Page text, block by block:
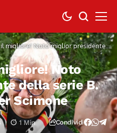
il migliore! Noto miglior presidente
Premio anche per Scimone
Noto
della serie B.
Scimone
1 Min Condividi